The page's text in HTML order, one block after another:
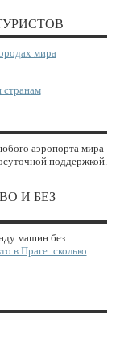
мира
странам
аэропорта мира
поддержкой.
И БЕЗ
машин без
в Праге: сколько